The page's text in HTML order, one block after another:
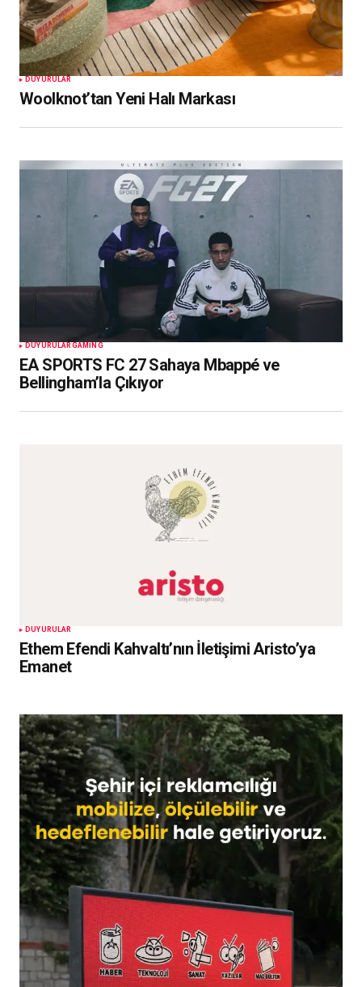
DUYURULAR
Woolknot’tan Yeni Halı Markası
DUYURULAR GAMING
EA SPORTS FC 27 Sahaya Mbappé ve
Bellingham’la Çıkıyor
DUYURULAR
Ethem Efendi Kahvaltı’nın İletişimi Aristo’ya
Emanet